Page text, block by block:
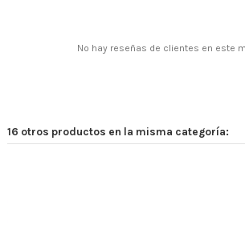
No hay reseñas de clientes en este
16 otros productos en la misma categoría: